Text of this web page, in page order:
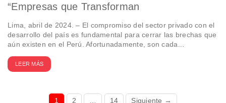
“Empresas que Transforman
Lima, abril de 2024. – El compromiso del sector privado con el
desarrollo del país es fundamental para cerrar las brechas que
aún existen en el Perú. Afortunadamente, son cada…
LEER MÁS
1 2 14 Siguiente →